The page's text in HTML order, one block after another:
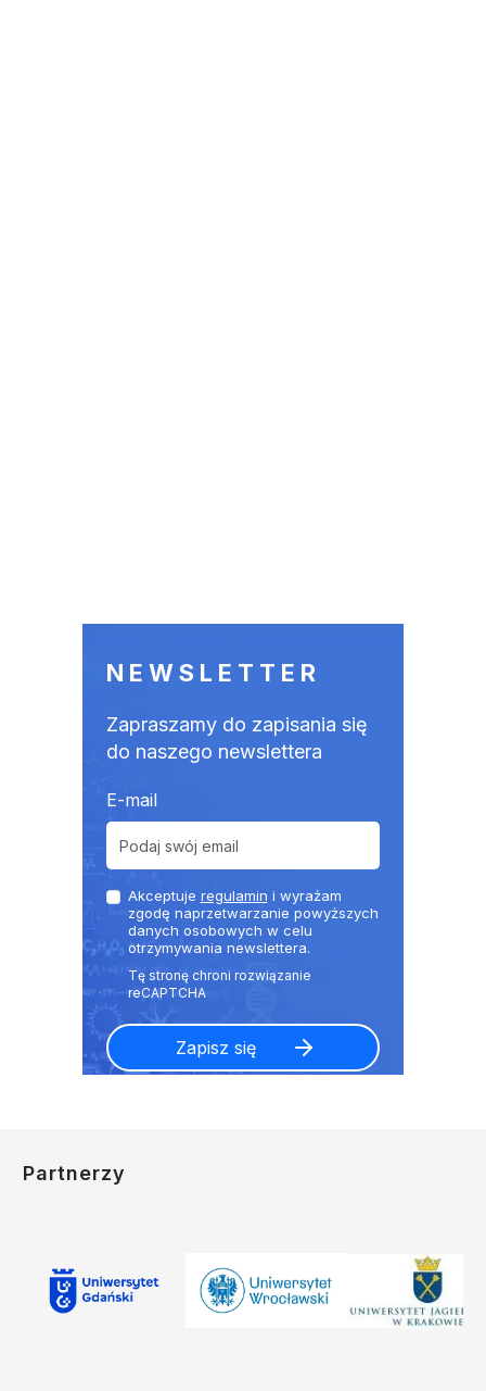
NEWSLETTER
Zapraszamy do zapisania się
do naszego newslettera
E-mail
Akceptuje regulamin i wyrażam
zgodę naprzetwarzanie powyższych
danych osobowych w celu
otrzymywania newslettera.
Partnerzy